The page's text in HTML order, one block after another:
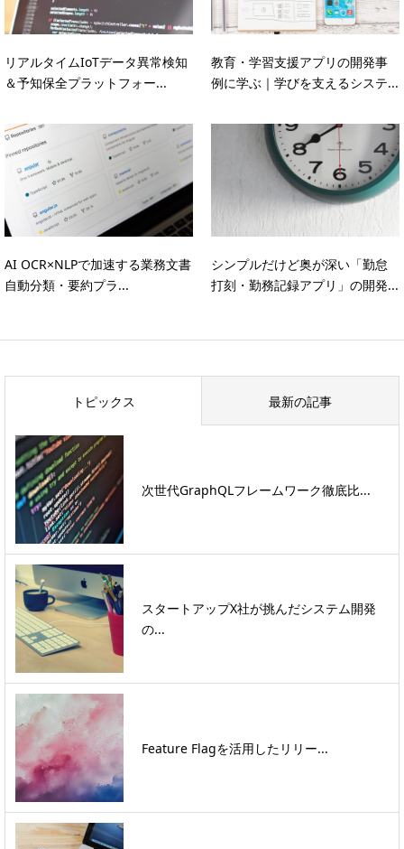
リアルタイムIoTデータ異常検知
＆予知保全プラットフォー...
教育・学習支援アプリの開発事
例に学ぶ｜学びを支えるシステ...
AI OCR×NLPで加速する業務文書
自動分類・要約プラ...
シンプルだけど奥が深い「勤怠
打刻・勤務記録アプリ」の開発...
トピックス 最新の記事
次世代GraphQLフレームワーク徹底比...
スタートアップX社が挑んだシステム開発
の...
Feature Flagを活用したリリー...